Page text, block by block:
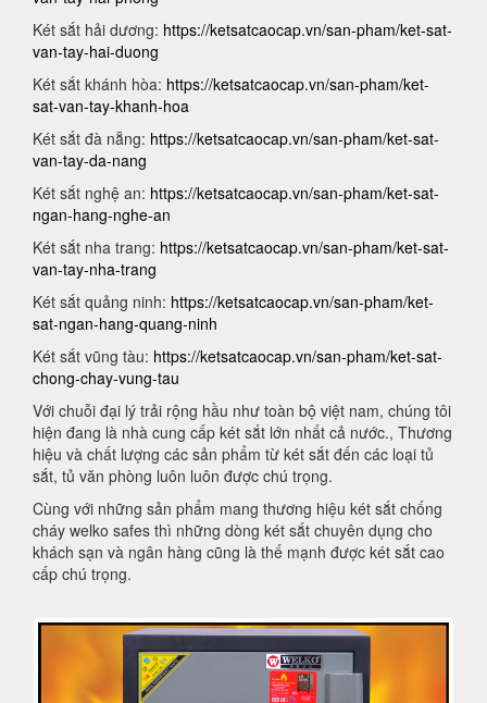
Két sắt hải dương: https://ketsatcaocap.vn/san-pham/ket-sat-
van-tay-hai-duong
Két sắt khánh hòa: https://ketsatcaocap.vn/san-pham/ket-
sat-van-tay-khanh-hoa
Két sắt đà nẵng: https://ketsatcaocap.vn/san-pham/ket-sat-
van-tay-da-nang
Két sắt nghệ an: https://ketsatcaocap.vn/san-pham/ket-sat-
ngan-hang-nghe-an
Két sắt nha trang: https://ketsatcaocap.vn/san-pham/ket-sat-
van-tay-nha-trang
Két sắt quảng ninh: https://ketsatcaocap.vn/san-pham/ket-
sat-ngan-hang-quang-ninh
Két sắt vũng tàu: https://ketsatcaocap.vn/san-pham/ket-sat-
chong-chay-vung-tau
Với chuỗi đại lý trải rộng hầu như toàn bộ việt nam, chúng tôi
hiện đang là nhà cung cấp két sắt lớn nhất cả nước., Thương
hiệu và chất lượng các sản phẩm từ két sắt đến các loại tủ
sắt, tủ văn phòng luôn luôn được chú trọng.
Cùng với những sản phẩm mang thương hiệu két sắt chống
cháy welko safes thì những dòng két sắt chuyên dụng cho
khách sạn và ngân hàng cũng là thế mạnh được két sắt cao
cấp chú trọng.